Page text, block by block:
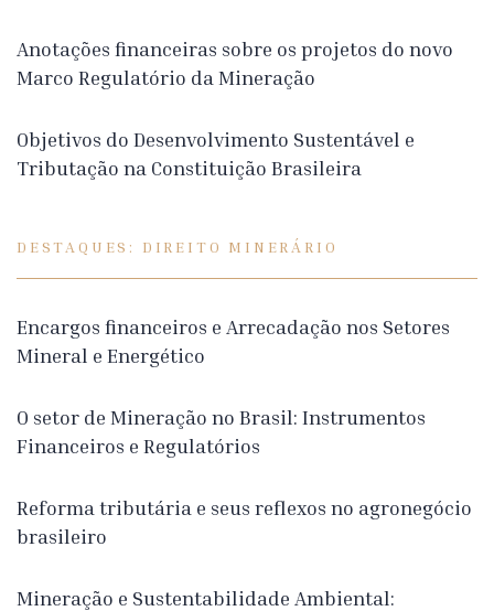
Anotações financeiras sobre os projetos do novo
Marco Regulatório da Mineração
Objetivos do Desenvolvimento Sustentável e
Tributação na Constituição Brasileira
DESTAQUES: DIREITO MINERÁRIO
Encargos financeiros e Arrecadação nos Setores
Mineral e Energético
O setor de Mineração no Brasil: Instrumentos
Financeiros e Regulatórios
Reforma tributária e seus reflexos no agronegócio
brasileiro
Mineração e Sustentabilidade Ambiental: